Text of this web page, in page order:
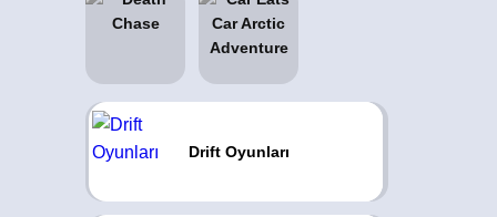
Drift Oyunları